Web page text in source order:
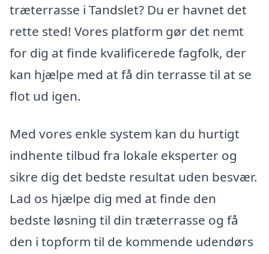
træterrasse i Tandslet? Du er havnet det
rette sted! Vores platform gør det nemt
for dig at finde kvalificerede fagfolk, der
kan hjælpe med at få din terrasse til at se
flot ud igen.
Med vores enkle system kan du hurtigt
indhente tilbud fra lokale eksperter og
sikre dig det bedste resultat uden besvær.
Lad os hjælpe dig med at finde den
bedste løsning til din træterrasse og få
den i topform til de kommende udendørs